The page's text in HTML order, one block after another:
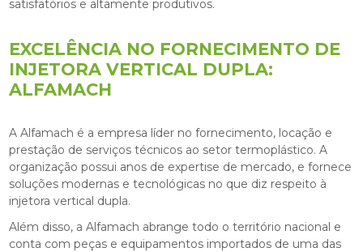
satisfatórios e altamente produtivos.
EXCELÊNCIA NO FORNECIMENTO DE
INJETORA VERTICAL DUPLA:
ALFAMACH
A Alfamach é a empresa líder no fornecimento, locação e
prestação de serviços técnicos ao setor termoplástico. A
organização possui anos de expertise de mercado, e fornece
soluções modernas e tecnológicas no que diz respeito à
injetora vertical dupla.
Além disso, a Alfamach abrange todo o território nacional e
conta com peças e equipamentos importados de uma das